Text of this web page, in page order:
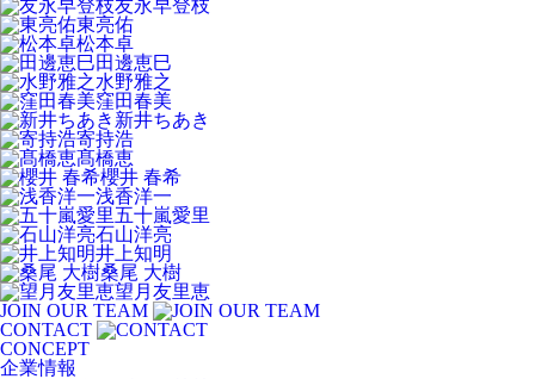
友永早登枝
東亮佑
松本卓
田邊恵巳
水野雅之
窪田春美
新井ちあき
寄持浩
髙橋恵
櫻井 春希
浅香洋一
五十嵐愛里
石山洋亮
井上知明
桑尾 大樹
望月友里恵
JOIN OUR TEAM
CONTACT
CONCEPT
企業情報